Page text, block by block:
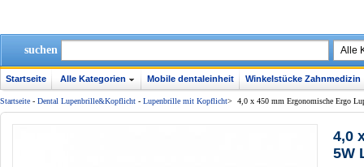
suchen
Startseite Alle Kategorien Mobile dentaleinheit Winkelstücke Zahnmedizin
Startseite - Dental Lupenbrille&Kopflicht - Lupenbrille mit Kopflicht> 4,0 x 450 mm Ergonomische Ergo
4,0
5W